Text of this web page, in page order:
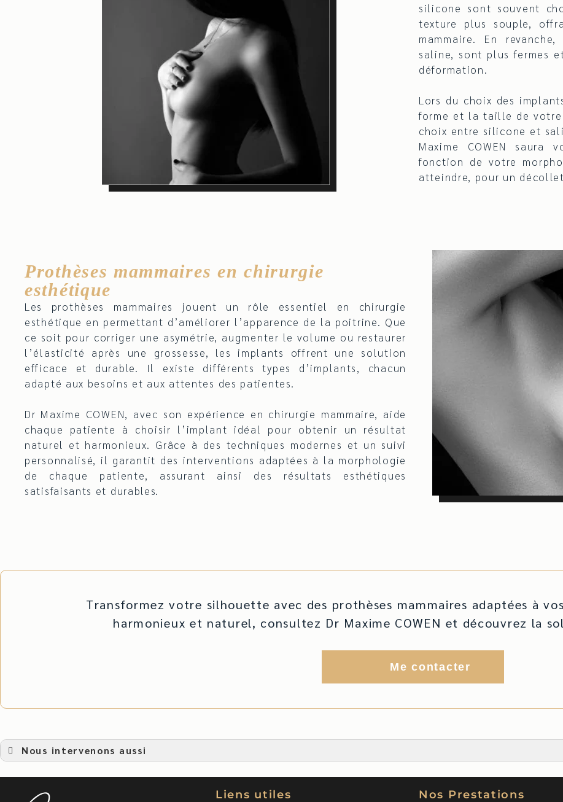
silicone sont souvent
texture plus souple,
mammaire. En
saline, sont plus fermes
déformation.
Lors du choix des
forme et la taille de votre
choix entre silicone et
Maxime COWEN
fonction de votre
atteindre, pour un
Prothèses mammaires en chirurgie
esthétique
Les prothèses mammaires jouent un rôle essentiel en chirurgie
esthétique en permettant d’améliorer l’apparence de la poitrine. Que
ce soit pour corriger une asymétrie, augmenter le volume ou restaurer
l’élasticité après une grossesse, les implants offrent une solution
efficace et durable. Il existe différents types d’implants, chacun
adapté aux besoins et aux attentes des patientes.
Dr Maxime COWEN, avec son expérience en chirurgie mammaire, aide
chaque patiente à choisir l’implant idéal pour obtenir un résultat
naturel et harmonieux. Grâce à des techniques modernes et un suivi
personnalisé, il garantit des interventions adaptées à la morphologie
de chaque patiente, assurant ainsi des résultats esthétiques
satisfaisants et durables.
Transformez votre silhouette avec des prothèses mammaires adaptées à
harmonieux et naturel, consultez Dr Maxime COWEN et découvrez la
Me contacter
Nous intervenons aussi
prothèse mammaire Ajaccio
Prothèse mammaire Avignon
Liens utiles Nos Prestations